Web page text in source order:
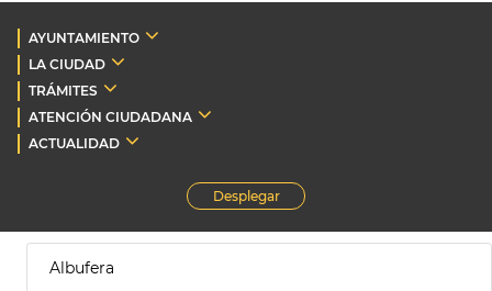
AYUNTAMIENTO
LA CIUDAD
TRÁMITES
ATENCIÓN CIUDADANA
ACTUALIDAD
Desplegar
Albufera